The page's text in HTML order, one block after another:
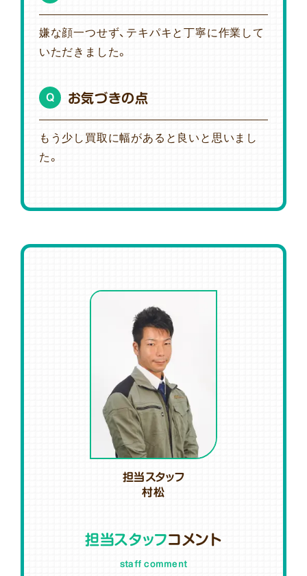
嫌な顔一つせず、テキパキと丁寧に作業して
いただきました。
Q お気づきの点
もう少し買取に幅があると良いと思いまし
た。
担当スタッフコメント
staff comment
担当スタッフ
村松